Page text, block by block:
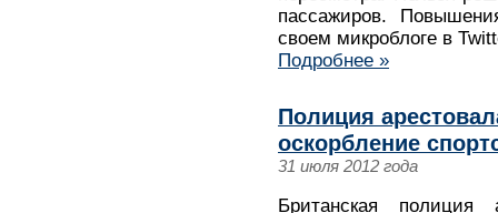
пассажиров.
своем микроблоге в
Подробнее »
Полиция
оскорбление
31 июля 2012 года
Британская полиция